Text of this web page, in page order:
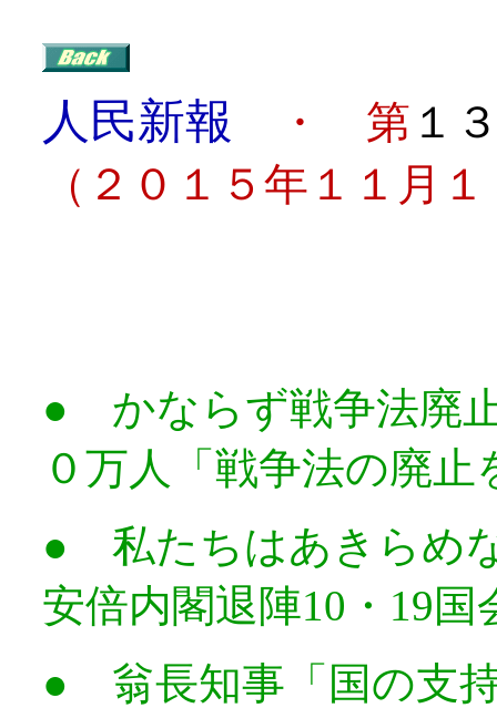
人民新報 ・ 第 １
（２０１５年１１月
● かならず戦争法廃
０万人「戦争法の廃
● 私たちはあきら
安倍内閣退陣10・19国
● 翁長知事「国の支